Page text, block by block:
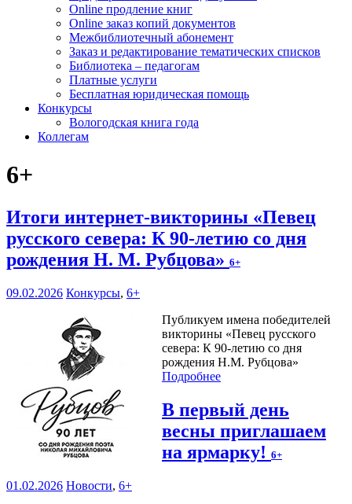
Online продление книг
Online заказ копий документов
Межбиблиотечный абонемент
Заказ и редактирование тематических списков
Библиотека – педагогам
Платные услуги
Бесплатная юридическая помощь
Конкурсы
Вологодская книга года
Коллегам
6+
Итоги интернет-викторины «Певец
русского севера: К 90-летию со дня
рождения Н. М. Рубцова» 6+
09.02.2026 Конкурсы, 6+
Публикуем имена победителей
викторины «Певец русского
севера: К 90-летию со дня
рождения Н.М. Рубцова»
Подробнее
В первый день
весны приглашаем
на ярмарку! 6+
01.02.2026 Новости, 6+